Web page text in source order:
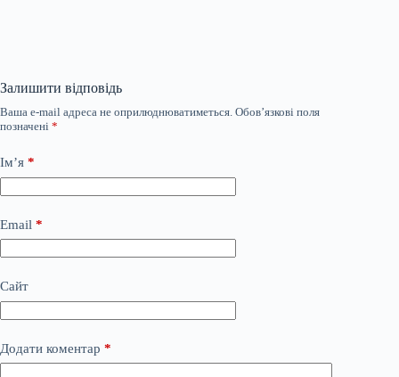
Залишити відповідь
Ваша e-mail адреса не оприлюднюватиметься. Обов’язкові поля
позначені *
Ім’я *
Email *
Сайт
Додати коментар *